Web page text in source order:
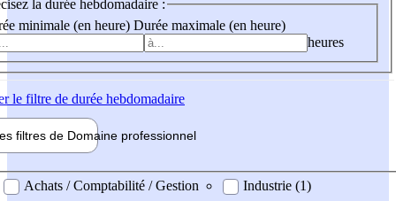
la durée hebdomadaire :
minimale (en heure) Durée maximale (en heure)
heures
le filtre de durée hebdomadaire
filtres de Domaine professionnel
professionel
Achats / Comptabilité / Gestion
Industrie (1)